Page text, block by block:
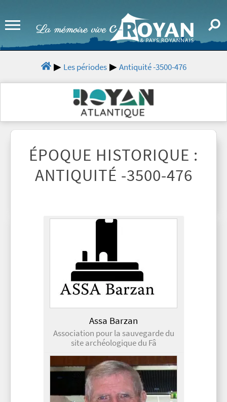
Les périodes Antiquité -3500-476
ÉPOQUE HISTORIQUE :
ANTIQUITÉ -3500-476
Assa Barzan
Association pour la sauvegarde du
site archéologique du Fâ